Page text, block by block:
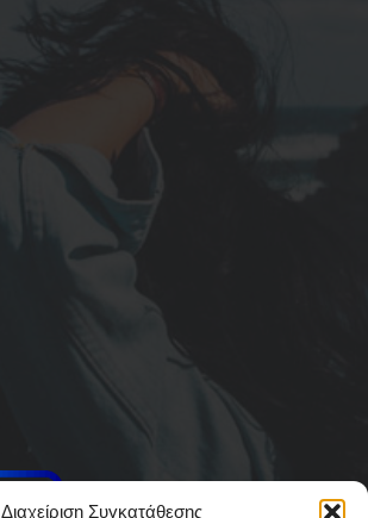
Διαχείριση Συγκατάθεσης